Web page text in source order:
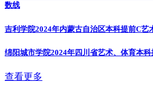
数线
吉利学院2024年内蒙古自治区本科提前C艺
绵阳城市学院2024年四川省艺术、体育本
查看更多